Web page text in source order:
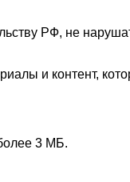
РФ, не
и контент,
3 МБ.